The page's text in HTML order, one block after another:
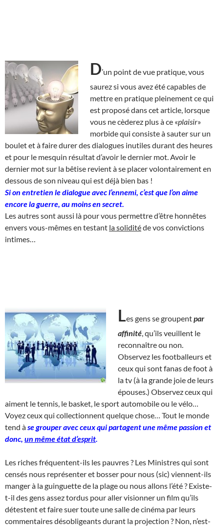
D’un point de vue pratique, vous
saurez si vous avez été capables de
mettre en pratique pleinement ce qui
est proposé dans cet article, lorsque
vous ne cèderez plus à ce «plaisir»
morbide qui consiste à sauter sur un
boulet et à faire durer des dialogues inutiles durant des heures
et pour le mesquin résultat d’avoir le dernier mot. Avoir le
dernier mot sur la bêtise revient à se placer volontairement en
dessous de son niveau qui est déjà bien bas !
Si on entretien le dialogue avec l’ennemi, c’est que l’on aime
encore la guerre, au moins en secret.
Les autres sont aussi là pour vous permettre d’être honnêtes
envers vous-mêmes en testant la soliditéde vos convictions
intimes…
Les gens se groupentpar
affinité , qu’ils veuillent le
reconnaître ou non.
Observez les footballeurs et
ceux qui sont fanas de foot à
la tv (à la grande joie de leurs
épouses.) Observez ceux qui
aiment le tennis, le basket, le sport automobile ou le vélo…
Voyez ceux qui collectionnent quelque chose… Tout le monde
tend àse grouper avec ceux qui partagent une même passion et
donc, un même état d’esprit.
Les riches fréquentent-ils les pauvres ? Les Ministres qui sont
censés nous représenter et bosser pour nous (sic) viennent-ils
manger à la guinguette de la plage ou nous allons l’été ? Existe-
t-il des gens assez tordus pour aller visionner un film qu’ils
détestent et faire suer toute une salle de cinéma par leurs
commentaires désobligeants durant la projection ? Non, n’est-